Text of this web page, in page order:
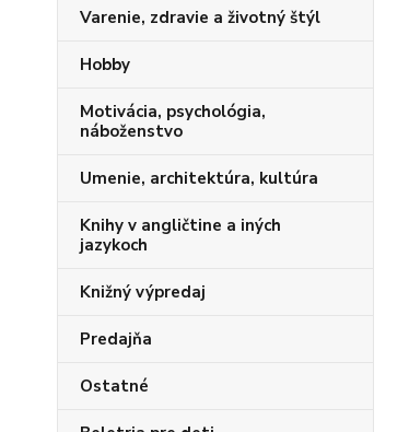
Varenie, zdravie a životný štýl
Hobby
Motivácia, psychológia,
náboženstvo
Umenie, architektúra, kultúra
Knihy v angličtine a iných
jazykoch
Knižný výpredaj
Predajňa
Ostatné